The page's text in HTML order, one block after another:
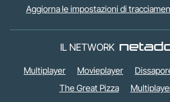
Aggiorna le impostazioni di
IL NETWORK
Multiplayer Movieplayer
The Great Pizza